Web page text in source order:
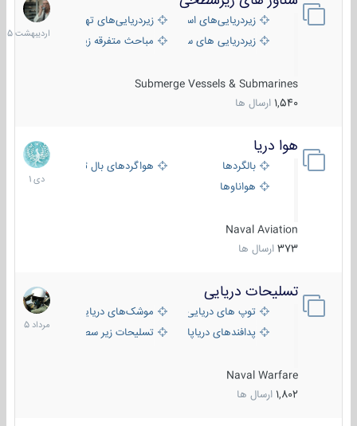
زیردریایی‌های استراتژیکزیردریایی‌های تهاجمی
زیردریایی های سبک
مباحث متفرقه زیرسطحی
Submerge Vessels & Submarines
1,540 ارسال ها
1405
هوا دریا
بالگردها
هواگردهای بال ثابت
هواناوها
Naval Aviation
373 ارسال ها
12
دی
1401
تسلیحات دریایی
توپ های دریایی
موشک‌های دریایی
پدافندهای دریاپایه
تسلیحات زیر سطحی
Naval Warfare
1,802 ارسال ها
2
مرداد
1405